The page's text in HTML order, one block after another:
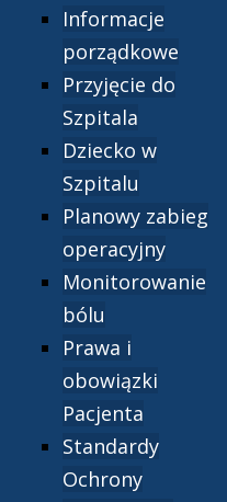
Informacje
porządkowe
Przyjęcie do
Szpitala
Dziecko w
Szpitalu
Planowy zabieg
operacyjny
Monitorowanie
bólu
Prawa i
obowiązki
Pacjenta
Standardy
Ochrony